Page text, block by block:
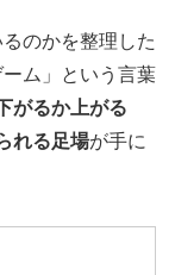
のかを整理した
ム」という言葉
がるか上がる
れる足場が手に